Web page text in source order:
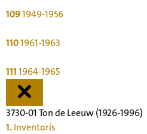
1091949-1956
1101961-1963
1111964-1965
3730-01 Ton de Leeuw (1926-1996)
1.Inventaris